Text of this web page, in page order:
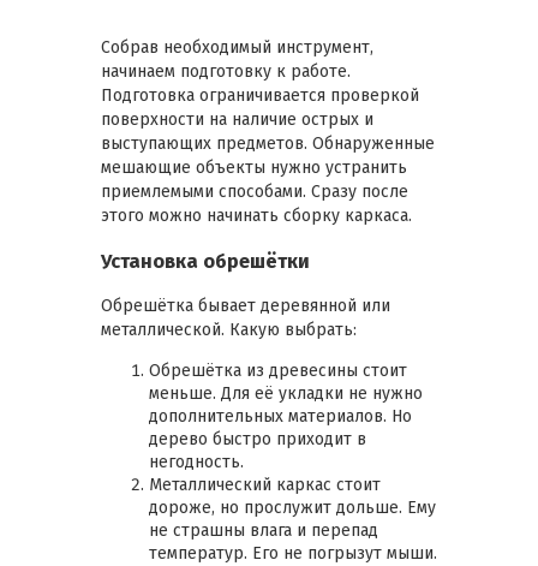
Собрав необходимый инструмент,
начинаем подготовку к работе.
Подготовка ограничивается проверкой
поверхности на наличие острых и
выступающих предметов. Обнаруженные
мешающие объекты нужно устранить
приемлемыми способами. Сразу после
этого можно начинать сборку каркаса.
Установка обрешётки
Обрешётка бывает деревянной или
металлической. Какую выбрать:
Обрешётка из древесины стоит
меньше. Для её укладки не нужно
дополнительных материалов. Но
дерево быстро приходит в
негодность.
Металлический каркас стоит
дороже, но прослужит дольше. Ему
не страшны влага и перепад
температур. Его не погрызут мыши.